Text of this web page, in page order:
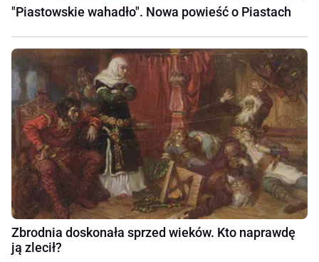
"Piastowskie wahadło". Nowa powieść o Piastach
Zbrodnia doskonała sprzed wieków. Kto naprawdę
ją zlecił?